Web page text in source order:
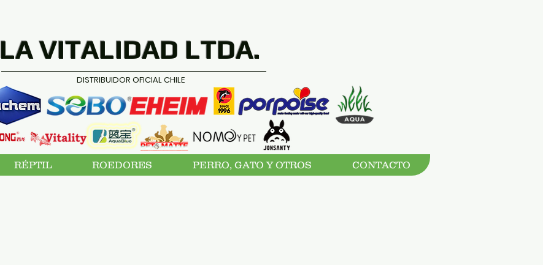
LA VITALIDAD LTDA.
DISTRIBUIDOR OFICIAL CHILE
RÉPTIL ROEDORES PERRO, GATO Y OTROS CONTACTO